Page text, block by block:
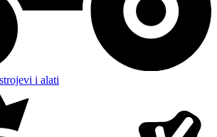
i alati